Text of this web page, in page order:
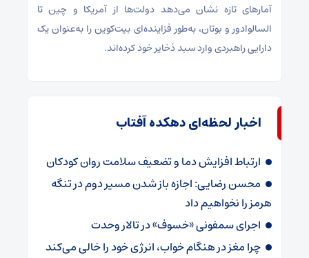
آمارهای تازه نشان می‌دهد دولت‌ها از آمریکا و چین تا
السالوادور و بوتان، به‌طور فزاینده‌ای بیت‌کوین را به‌عنوان یک
دارایی راهبردی وارد سبد ذخایر خود کرده‌اند.
اخبار لحظه‌ای دهکده آفتاب
ارتباط افزایش دما و تضعیف سلامت روان کودکان
محسن رضایی: اجازه باز شدن مسیر دوم در تنگه
هرمز را نخواهیم داد
اجرای سمفونی «خسوف» در تالار وحدت
چرا مغز در هنگام خواب، انرژی خود را خالی می‌کند